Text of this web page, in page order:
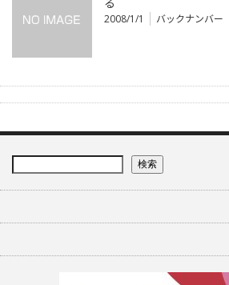
2008/1/1 バックナンバー
検索